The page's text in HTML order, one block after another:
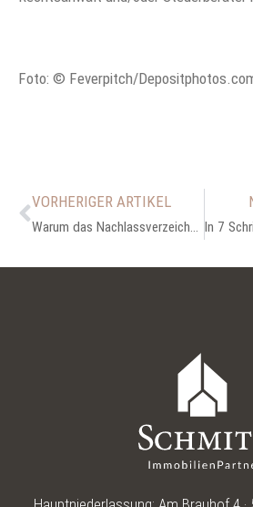
Foto: © Feverpitch/
VORHERIGER ARTIKEL
Warum das Nachlassverzeichnis beim Immobilienerbe wichtig ist